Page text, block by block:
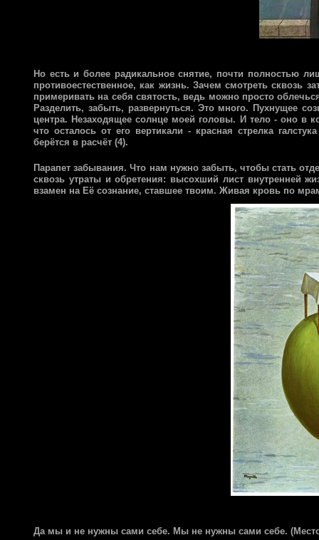
Но есть и более радикальное снятие, почти полностью
противоестественное, как жизнь. Зачем смотреть сквозь
примеривать на себя святость, ведь можно просто
Разделить, забыть, развернуться. Это много. Пухнущее
центра. Незаходящее солнце моей головы. И тело - оно в
что осталось от его вертикали - красная стрелка
берётся в расчёт (4).
Парапет забывания. Что нам нужно забыть, чтобы стать
сквозь утраты и обретения: высохший лист внутренней
взамен на Её сознание, ставшее твоим. Живая кровь по
Да мы и не нужны сами себе. Мы не нужны сами себе.